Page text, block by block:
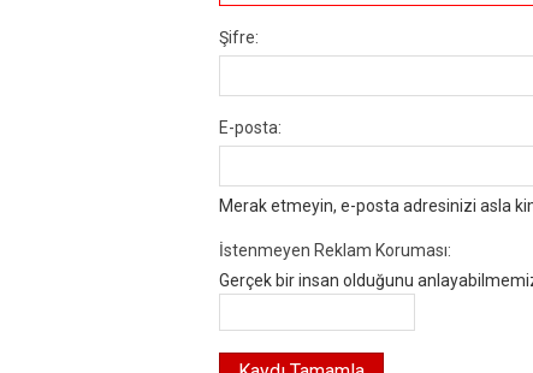
Şifre:
E-posta:
Merak etmeyin, e-posta adresinizi asla
İstenmeyen Reklam Koruması:
Gerçek bir insan olduğunu